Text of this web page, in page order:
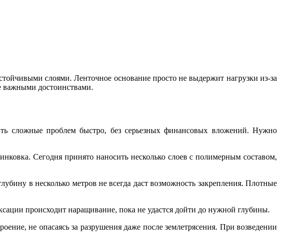
слоями. Ленточное основание просто не выдержит нагрузки из-за
важными достоинствами.
сложные проблем быстро, без серьезных финансовых вложений. Нужно
Сегодня принято наносить несколько слоев с полимерным составом,
в несколько метров не всегда даст возможность закрепления. Плотные
происходит наращивание, пока не удастся дойти до нужной глубины.
не опасаясь за разрушения даже после землетрясения. При возведении